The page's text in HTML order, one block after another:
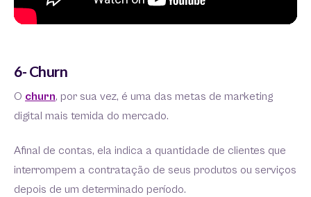
6- Churn
O churn, por sua vez, é uma das metas de marketing
digital mais temida do mercado.
Afinal de contas, ela indica a quantidade de clientes que
interrompem a contratação de seus produtos ou serviços
depois de um determinado período.